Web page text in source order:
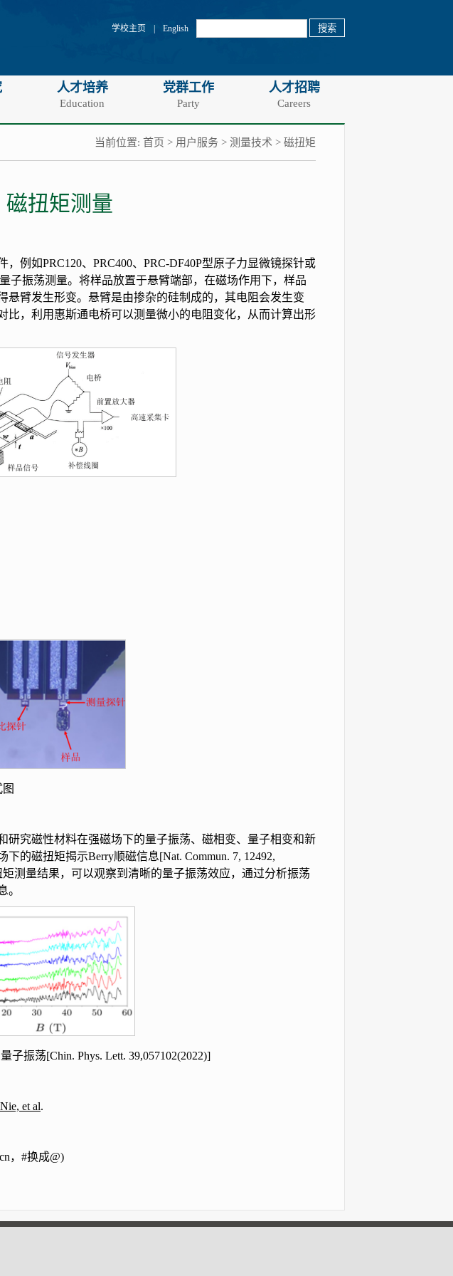
学校主页 English
人才培养
Education
党群工作
Party
人才招聘
Careers
当前位置: 首页 > 用户服务 > 测量技术 > 磁扭矩
磁扭矩测量
，例如PRC120、 PRC400、 PRC-DF40P型原子力显微镜探针或
子振荡测量。将样品放置于悬臂端部，在磁场作用下，样品
悬臂发生形变。悬臂是由掺杂的硅制成的，其电阻会发生变
比，利用惠斯通电桥可以测量微小的电阻变化，从而计算出形
研究磁性材料在强磁场下的量子振荡、磁相变、量子相变和新
下的磁扭矩揭示Berry顺磁信息[Nat. Commun. 7, 12492,
测量结果，可以观察到清晰的量子振荡效应，通过分析振荡
。
量子振荡[Chin. Phys. Lett. 39,057102(2022)]
et al.
， #换成@)